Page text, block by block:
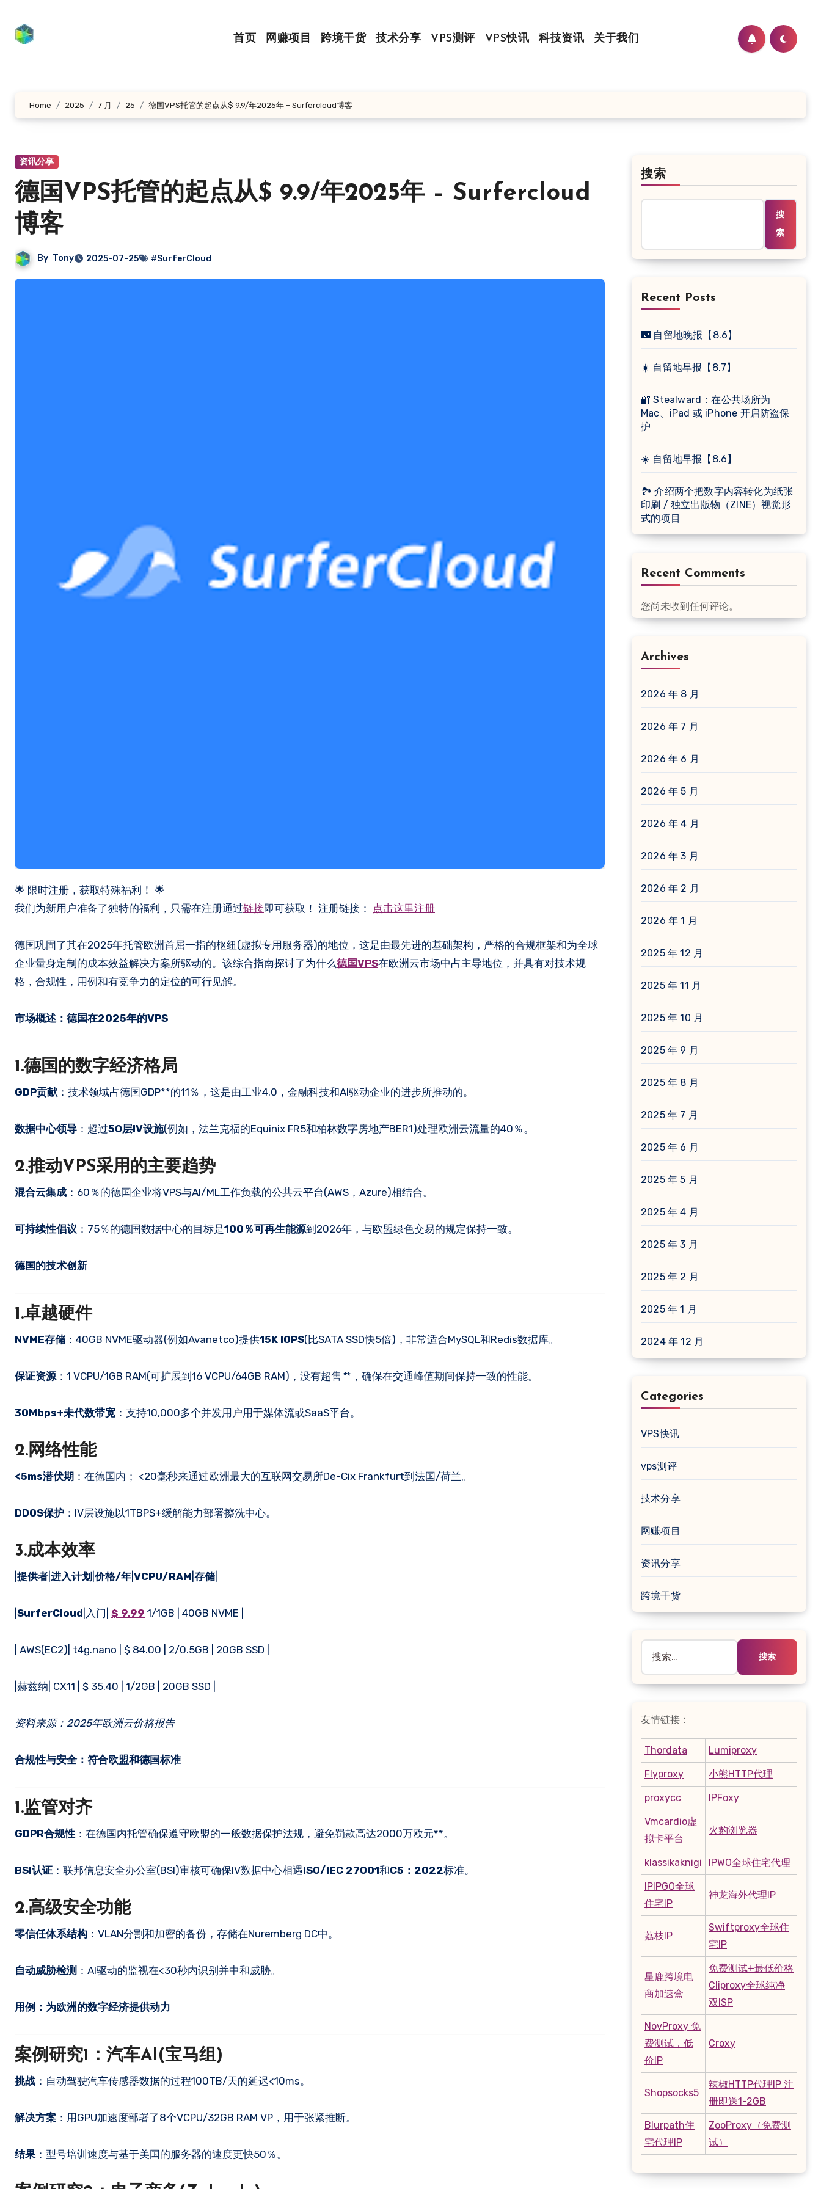
首页 网赚项目 跨境干货 技术分享 VPS测评 VPS快讯 科技资讯 关于我们
Home 2025 7 月 25 德国VPS托管的起点从$ 9.9/年2025年 – Surfercloud博客
资讯分享
德国VPS托管的起点从$ 9.9/年2025年 – Surfercloud
博客
By Tony 2025-07-25 #SurferCloud
🌟 限时注册，获取特殊福利！ 🌟
我们为新用户准备了独特的福利，只需在注册通过链接即可获取！ 注册链接： 点击这里注册
德国巩固了其在2025年托管欧洲首屈一指的枢纽(虚拟专用服务器)的地位，这是由最先进的基础架构，严格的合规框架和为全球
企业量身定制的成本效益解决方案所驱动的。该综合指南探讨了为什么德国VPS在欧洲云市场中占主导地位，并具有对技术规
格，合规性，用例和有竞争力的定位的可行见解。
市场概述：德国在2025年的VPS
1.德国的数字经济格局
GDP贡献 ：技术领域占德国GDP**的11％，这是由工业4.0，金融科技和AI驱动企业的进步所推动的。
数据中心领导 ：超过50层IV设施(例如，法兰克福的Equinix FR5和柏林数字房地产BER1)处理欧洲云流量的40％。
2.推动VPS采用的主要趋势
混合云集成 ：60％的德国企业将VPS与AI/ML工作负载的公共云平台(AWS，Azure)相结合。
可持续性倡议 ：75％的德国数据中心的目标是100％可再生能源到2026年，与欧盟绿色交易的规定保持一致。
德国的技术创新
1.卓越硬件
NVME存储 ：40GB NVME驱动器(例如Avanetco)提供15K IOPS(比SATA SSD快5倍)，非常适合MySQL和Redis数据库。
保证资源：1 VCPU/1GB RAM(可扩展到16 VCPU/64GB RAM)，没有超售 **，确保在交通峰值期间保持一致的性能。
30Mbps+未代数带宽 ：支持10,000多个并发用户用于媒体流或SaaS平台。
2.网络性能
<5ms潜伏期 ：在德国内； <20毫秒来通过欧洲最大的互联网交易所De-Cix Frankfurt到法国/荷兰。
DDOS保护 ：IV层设施以1TBPS+缓解能力部署擦洗中心。
3.成本效率
提供者 进入计划 价格/年 VCPU/RAM 存储
SurferCloud |入门| $ 9.99 1/1GB | 40GB NVME |
| AWS(EC2)| t4g.nano | $ 84.00 | 2/0.5GB | 20GB SSD |
|赫兹纳| CX11 | $ 35.40 | 1/2GB | 20GB SSD |
资料来源：2025年欧洲云价格报告
合规性与安全：符合欧盟和德国标准
1.监管对齐
GDPR合规性 ：在德国内托管确保遵守欧盟的一般数据保护法规，避免罚款高达2000万欧元**。
BSI认证 ：联邦信息安全办公室(BSI)审核可确保IV数据中心相遇ISO/IEC 27001和C5：2022标准。
2.高级安全功能
零信任体系结构 ：VLAN分割和加密的备份，存储在Nuremberg DC中。
自动威胁检测 ：AI驱动的监视在<30秒内识别并中和威胁。
用例：为欧洲的数字经济提供动力
案例研究1：汽车AI(宝马组)
挑战 ：自动驾驶汽车传感器数据的过程100TB/天的延迟<10ms。
解决方案 ：用GPU加速度部署了8个VCPU/32GB RAM VP，用于张紧推断。
结果：型号培训速度与基于美国的服务器的速度更快50％。
搜索
搜
索
Recent Posts
🌃 自留地晚报【8.6】
☀️ 自留地早报【8.7】
🔐 Stealward：在公共场所为
Mac、iPad 或 iPhone 开启防盗保
护
☀️ 自留地早报【8.6】
🏞 介绍两个把数字内容转化为纸张
印刷 / 独立出版物（ZINE）视觉形
式的项目
Recent Comments
您尚未收到任何评论。
Archives
2026 年 8 月
2026 年 7 月
2026 年 6 月
2026 年 5 月
2026 年 4 月
2026 年 3 月
2026 年 2 月
2026 年 1 月
2025 年 12 月
2025 年 11 月
2025 年 10 月
2025 年 9 月
2025 年 8 月
2025 年 7 月
2025 年 6 月
2025 年 5 月
2025 年 4 月
2025 年 3 月
2025 年 2 月
2025 年 1 月
2024 年 12 月
Categories
VPS快讯
vps测评
技术分享
网赚项目
资讯分享
跨境干货
索：
友情链接：
Thordata Lumiproxy
Flyproxy 小熊HTTP代理
proxycc IPFoxy
Vmcardio虚
拟卡平台
火豹浏览器
klassikaknigi IPWO全球住宅代理
IPIPGO全球
住宅IP
神龙海外代理IP
荔枝IP
Swiftproxy全球住
宅IP
星鹿跨境电
商加速盒
免费测试+最低价格
Cliproxy全球纯净
双ISP
NovProxy 免
费测试，低
价IP
Croxy
Shopsocks5
辣椒HTTP代理IP 注
册即送1-2GB
Blurpath住
宅代理IP
ZooProxy（免费测
试）